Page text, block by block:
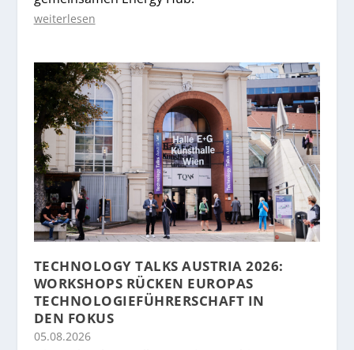
weiterlesen
TECHNOLOGY TALKS AUSTRIA 2026:
WORKSHOPS RÜCKEN EUROPAS
TECHNOLOGIEFÜHRERSCHAFT IN
DEN FOKUS
05.08.2026